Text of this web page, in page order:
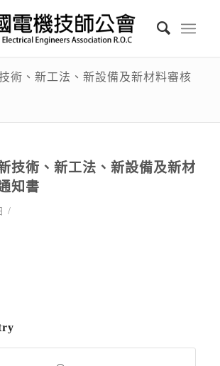
術、新工法、新設備及新材料審核
技術、新工法、新設備及新材
知書
/